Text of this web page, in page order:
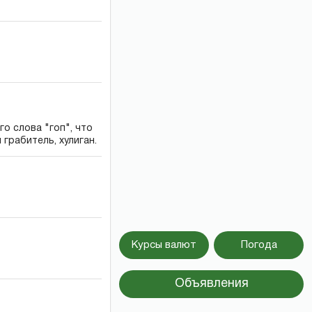
слова "гоп", что
хулиган.
Курсы валют Погода
Объявления